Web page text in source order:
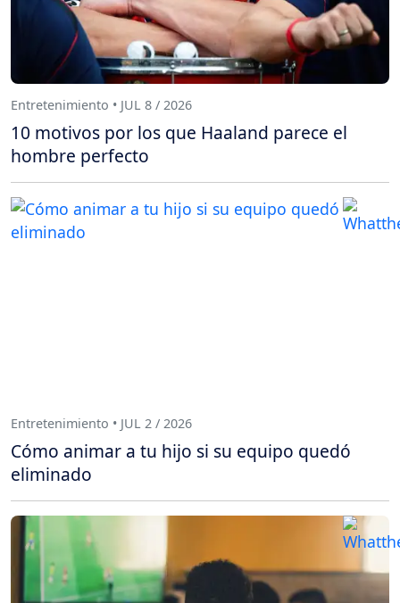
Entretenimiento • JUL 8 / 2026
10 motivos por los que Haaland parece el
hombre perfecto
Entretenimiento • JUL 2 / 2026
Cómo animar a tu hijo si su equipo quedó
eliminado